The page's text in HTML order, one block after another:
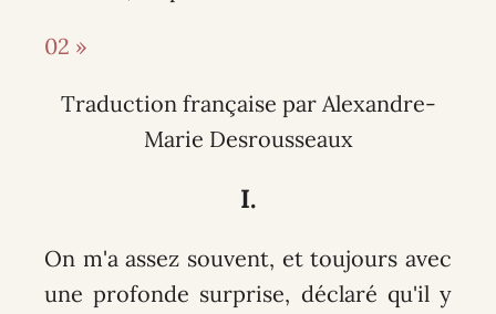
02 »
Traduction française par Alexandre-
Marie Desrousseaux
I.
On m'a assez souvent, et toujours avec
une profonde surprise, déclaré qu'il y